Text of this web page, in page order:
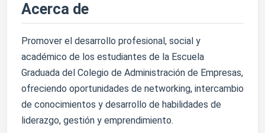
Acerca de
Promover el desarrollo profesional, social y
académico de los estudiantes de la Escuela
Graduada del Colegio de Administración de Empresas,
ofreciendo oportunidades de networking, intercambio
de conocimientos y desarrollo de habilidades de
liderazgo, gestión y emprendimiento.